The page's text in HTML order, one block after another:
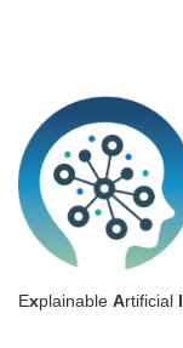
Explainable Artificial I